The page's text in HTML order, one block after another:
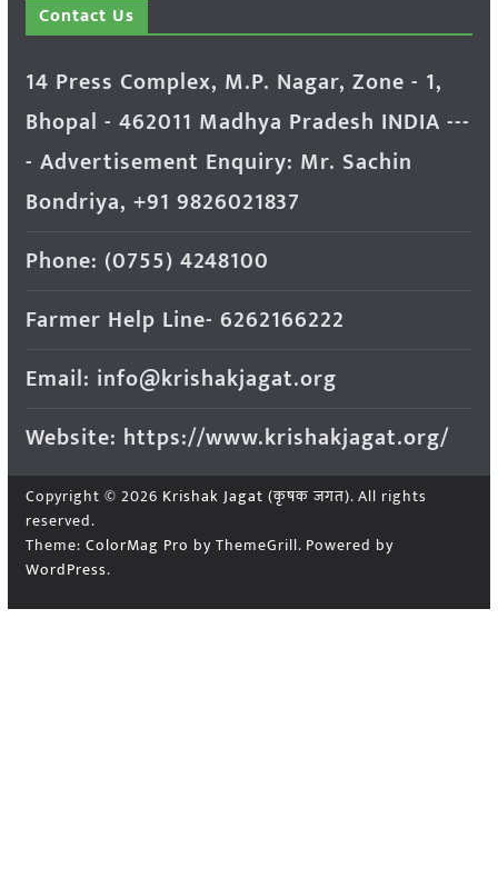
Contact Us
14 Press Complex, M.P. Nagar, Zone - 1,
Bhopal - 462011 Madhya Pradesh INDIA ---
- Advertisement Enquiry: Mr. Sachin
Bondriya, +91 9826021837
Phone: (0755) 4248100
Farmer Help Line- 6262166222
Email: info@krishakjagat.org
Website: https://www.krishakjagat.org/
Copyright © 2026 Krishak Jagat (कृषक जगत). All rights
reserved.
Theme: ColorMag Pro by ThemeGrill. Powered by
WordPress.